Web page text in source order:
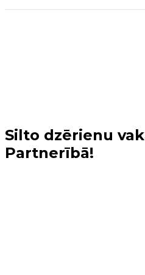
Silto dzērienu
Partnerībā!